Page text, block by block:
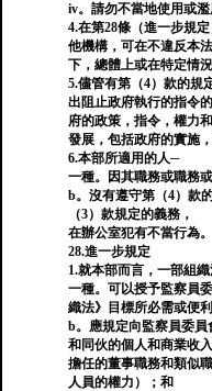
iv。請勿不當地使用或濫
4.在第28條（進一步規
他機構，可在不違反本
下，總體上或在特定情
5.儘管有第（4）款的規
出阻止政府執行的指令
府的政策，指令，權力
發展，包括政府的實施
6.本部所適用的人─
一種。因其職務或職務
b。沒有遵守第（4）款
（3）款規定的義務，
在辦公室犯有不當行為。
28.進一步規定
1.就本部而言，一部組
一種。可以授予監察員
織法》目標所必需或便
b。應規定向監察員委
和同伙的個人和商業收
擔任的董事職務和類似
人員的權力）；和